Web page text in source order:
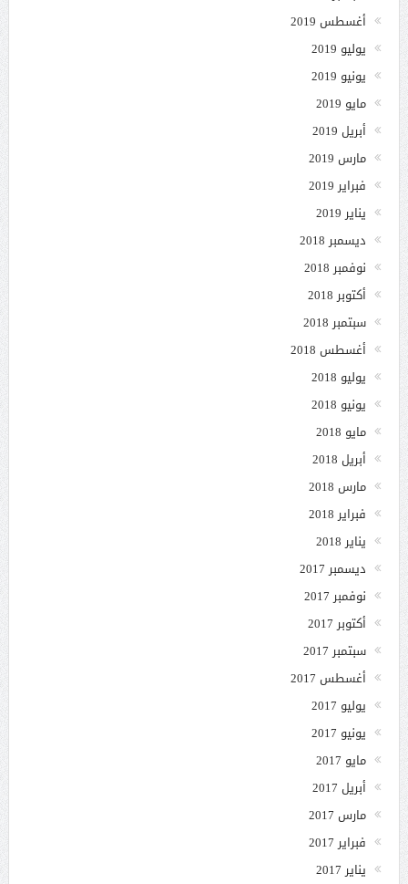
أغسطس 2019
يوليو 2019
يونيو 2019
مايو 2019
أبريل 2019
مارس 2019
فبراير 2019
يناير 2019
ديسمبر 2018
نوفمبر 2018
أكتوبر 2018
سبتمبر 2018
أغسطس 2018
يوليو 2018
يونيو 2018
مايو 2018
أبريل 2018
مارس 2018
فبراير 2018
يناير 2018
ديسمبر 2017
نوفمبر 2017
أكتوبر 2017
سبتمبر 2017
أغسطس 2017
يوليو 2017
يونيو 2017
مايو 2017
أبريل 2017
مارس 2017
فبراير 2017
يناير 2017